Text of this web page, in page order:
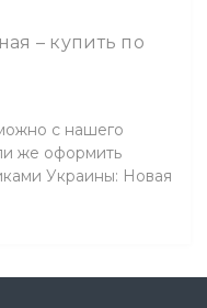
– купить по
с нашего
же оформить
Украины: Новая